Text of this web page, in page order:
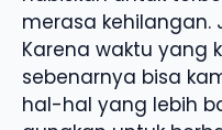
merasa
Karena waktu yang
sebenarnya bisa
hal-hal yang lebih